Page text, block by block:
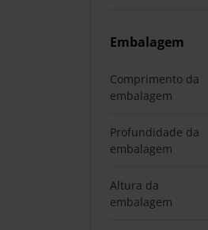
Embalagem
Comprimento da
embalagem
Profundidade da
embalagem
Altura da
embalagem